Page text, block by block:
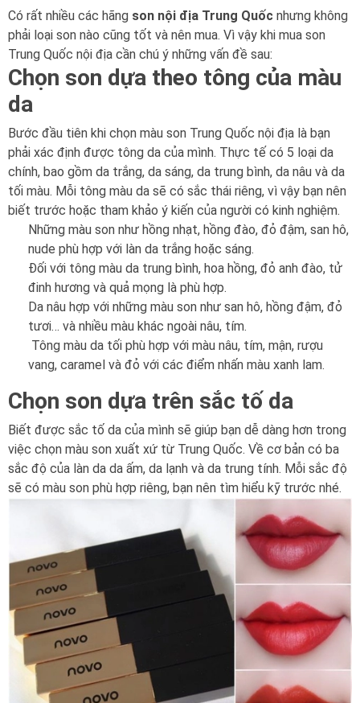
Có rất nhiều các hãng son nội địa Trung Quốc nhưng không
phải loại son nào cũng tốt và nên mua. Vì vậy khi mua son
Trung Quốc nội địa cần chú ý những vấn đề sau:
Chọn son dựa theo tông của màu
da
Bước đầu tiên khi chọn màu son Trung Quốc nội địa là bạn
phải xác định được tông da của mình. Thực tế có 5 loại da
chính, bao gồm da trắng, da sáng, da trung bình, da nâu và da
tối màu. Mỗi tông màu da sẽ có sắc thái riêng, vì vậy bạn nên
biết trước hoặc tham khảo ý kiến ​​của người có kinh nghiệm.
Những màu son như hồng nhạt, hồng đào, đỏ đậm, san hô,
nude phù hợp với làn da trắng hoặc sáng.
Đối với tông màu da trung bình, hoa hồng, đỏ anh đào, tử
đinh hương và quả mọng là phù hợp.
Da nâu hợp với những màu son như san hô, hồng đậm, đỏ
tươi… và nhiều màu khác ngoài nâu, tím.
Tông màu da tối phù hợp với màu nâu, tím, mận, rượu
vang, caramel và đỏ với các điểm nhấn màu xanh lam.
Chọn son dựa trên sắc tố da
Biết được sắc tố da của mình sẽ giúp bạn dễ dàng hơn trong
việc chọn màu son xuất xứ từ Trung Quốc. Về cơ bản có ba
sắc độ của làn da da ấm, da lạnh và da trung tính. Mỗi sắc độ
sẽ có màu son phù hợp riêng, bạn nên tìm hiểu kỹ trước nhé.